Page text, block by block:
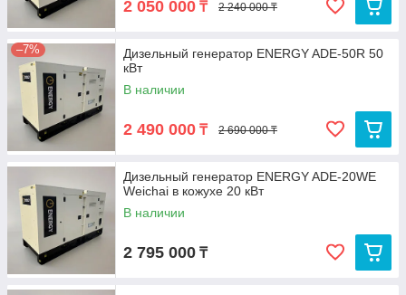
2 050 000 ₸ 2 240 000 ₸
–7%
Дизельный генератор ENERGY ADE-50R 50
кВт
В наличии
2 490 000 ₸ 2 690 000 ₸
Дизельный генератор ENERGY ADE-20WE
Weichai в кожухе 20 кВт
В наличии
2 795 000 ₸